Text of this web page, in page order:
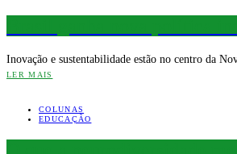
Inovação e sustentabilidade estão no centro da
LER MAIS
COLUNAS
EDUCAÇÃO